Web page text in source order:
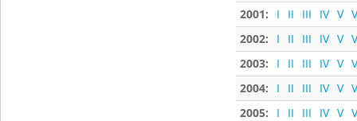
2001:
I II III IV V
2002:
I II III IV V
2003:
I II III IV V
2004:
I II III IV V
2005:
I II III IV V